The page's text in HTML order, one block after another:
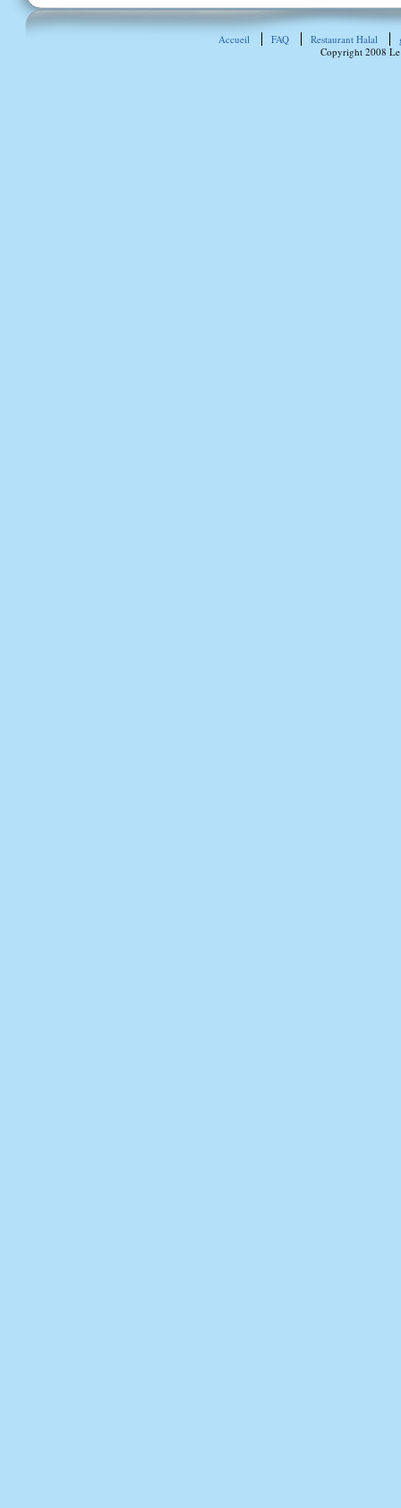
Accueil FAQ Restaurant Halal
Copyright 2008